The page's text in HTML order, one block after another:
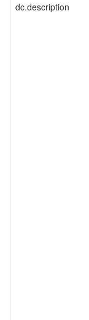
dc.description